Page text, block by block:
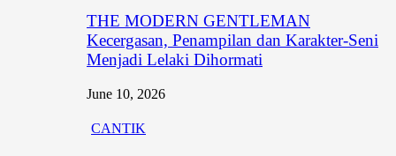
THE MODERN GENTLEMAN
Kecergasan, Penampilan dan Karakter-Seni
Menjadi Lelaki Dihormati
June 10, 2026
CANTIK